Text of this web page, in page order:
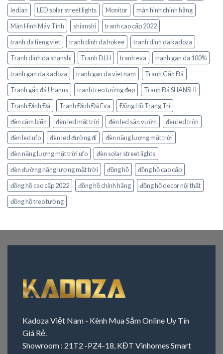
ledian
LED solar street lights Monitor
màn hình chính hãng
Màn Hình Máy Tính
shianshi
tranh cao cấp 2022
tranh da tieng viet
tranh dinh da hokee
tranh dinh da kadoza
Tranh dinh da shanshi
Tranh DLH tranh eva
tranh gan da 100%
tranh gan da kadoza
tranh gan da viet nam
Tranh Gắn Đá
Tranh gắn đá Uranus
tranh treo tường đẹp
Tranh Đá SHANSHI
Tranh Đính Đá
Tranh Đính Đá Eva
Đồng Hồ Trang Trí
đèn cảm biến
đèn led mặt trời đèn led sân vườn
đèn led tròn
đèn led ufo
đèn led đường đi
đèn năng lượng mặt trời
đèn năng lượng mặt trời ufo
đèn solar street lights
đèn đường năng lượng mặt trời
đồng hồ
đồng hồ cao cấp
đồng hồ cao cấp 2022
đồng hồ chính hãng
đồng hồ decor nội thất
đồng hồ treo tường
Kadoza Việt Nam - Kênh Mua Sắm Online Uy Tín
Giá Rẻ.
Showroom : 21T2 -PZ4-18, KĐT Vinhomes Smart